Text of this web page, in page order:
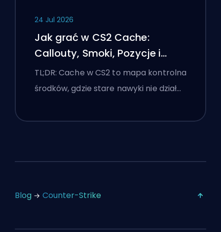
24 Jul 2026
Jak grać w CS2 Cache:
Callouty, Smoki, Pozycje i
Wskazówki Premier
TL;DR: Cache w CS2 to mapa kontrolna
środków, gdzie stare nawyki nie dział…
Blog Counter-Strike